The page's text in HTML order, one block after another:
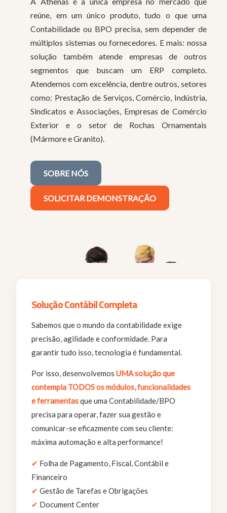
reúne, em um único produto, tudo o que uma
Contabilidade ou BPO precisa, sem depender de
múltiplos sistemas ou fornecedores. E mais: nossa
solução também atende empresas de outros
segmentos que buscam um ERP completo.
Atendemos com excelência, dentre outros, setores
como: Prestação de Serviços, Comércio, Indústria,
Sindicatos e Associações, Empresas de Comércio
Exterior e o setor de Rochas Ornamentais
(Mármore e Granito).
SOBRE NÓS
SOLICITAR DEMONSTRAÇÃO
Solução Contábil Completa
Sabemos que o mundo da contabilidade exige
precisão, agilidade e conformidade. Para
garantir tudo isso, tecnologia é fundamental.
Por isso, desenvolvemos UMA solução que
contempla TODOS os módulos, funcionalidades
e ferramentasque uma Contabilidade/BPO
precisa para operar, fazer sua gestão e
comunicar-se eficazmente com seu cliente:
máxima automação e alta performance!
✔ Folha de Pagamento, Fiscal, Contábil e
Financeiro
✔ Gestão de Tarefas e Obrigações
✔ Document Center